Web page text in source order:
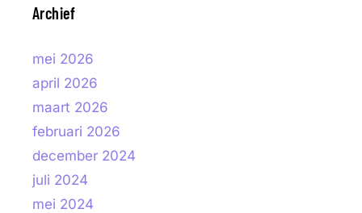
Archief
mei 2026
april 2026
maart 2026
februari 2026
december 2024
juli 2024
mei 2024